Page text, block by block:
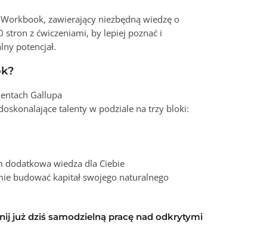
zawierający niezbędną wiedzę o
stron z ćwiczeniami, by lepiej poznać i
potencjał.
Gallupa
talenty w podziale na trzy bloki:
dodatkowa wiedza dla Ciebie
budować kapitał swojego naturalnego
już dziś samodzielną pracę nad odkrytymi